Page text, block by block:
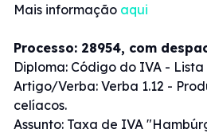
Mais informação aqui
Processo: 28954, com
Diploma: Código do IVA - Lista
Artigo/Verba: Verba 1.12 -
celíacos.
Assunto: Taxa de IVA